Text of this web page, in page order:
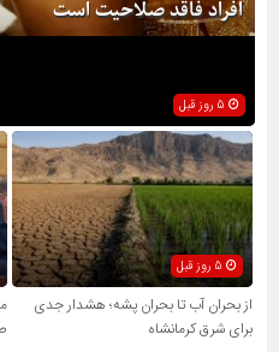
افراد فاقد صلاحیت است
از بحران آب تا بحران پشه؛ هشدار جدی
برای شرق کرمانشاه